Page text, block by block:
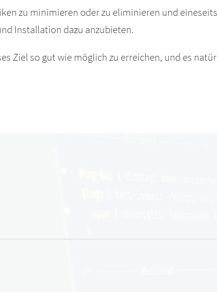
zu minimieren oder zu eliminieren und
Installation dazu anzubieten.
Ziel so gut wie möglich zu erreichen, und es